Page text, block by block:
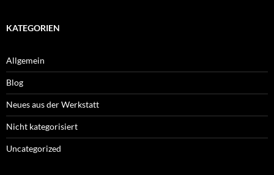
KATEGORIEN
Allgemein
Blog
Neues aus der Werkstatt
Nicht kategorisiert
Uncategorized